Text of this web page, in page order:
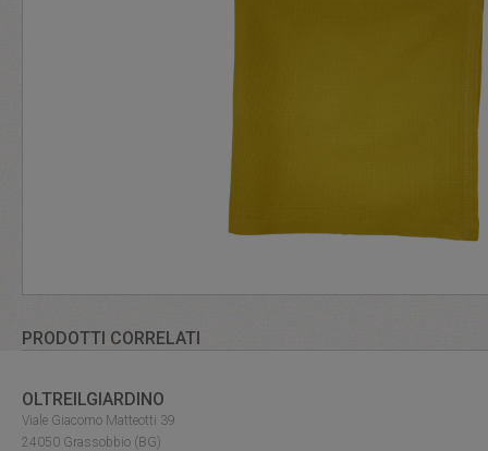
PRODOTTI CORRELATI
OLTREILGIARDINO
Viale Giacomo Matteotti 39
24050 Grassobbio (BG)